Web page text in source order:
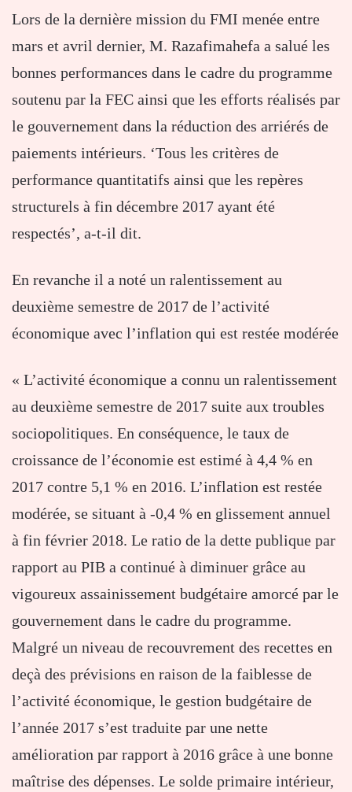
Lors de la dernière mission du FMI menée entre
mars et avril dernier, M. Razafimahefa a salué les
bonnes performances dans le cadre du programme
soutenu par la FEC ainsi que les efforts réalisés par
le gouvernement dans la réduction des arriérés de
paiements intérieurs. ‘Tous les critères de
performance quantitatifs ainsi que les repères
structurels à fin décembre 2017 ayant été
respectés’, a-t-il dit.
En revanche il a noté un ralentissement au
deuxième semestre de 2017 de l’activité
économique avec l’inflation qui est restée modérée
« L’activité économique a connu un ralentissement
au deuxième semestre de 2017 suite aux troubles
sociopolitiques. En conséquence, le taux de
croissance de l’économie est estimé à 4,4 % en
2017 contre 5,1 % en 2016. L’inflation est restée
modérée, se situant à -0,4 % en glissement annuel
à fin février 2018. Le ratio de la dette publique par
rapport au PIB a continué à diminuer grâce au
vigoureux assainissement budgétaire amorcé par le
gouvernement dans le cadre du programme.
Malgré un niveau de recouvrement des recettes en
deçà des prévisions en raison de la faiblesse de
l’activité économique, le gestion budgétaire de
l’année 2017 s’est traduite par une nette
amélioration par rapport à 2016 grâce à une bonne
maîtrise des dépenses. Le solde primaire intérieur,